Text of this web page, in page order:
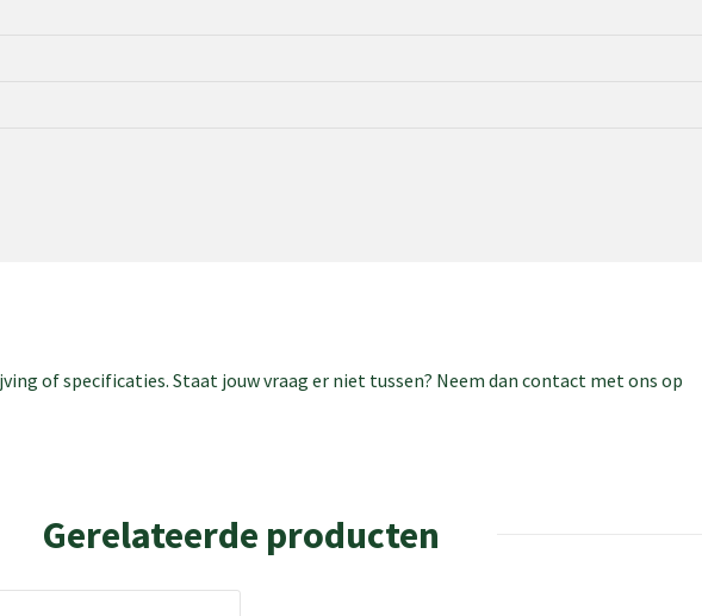
of specificaties. Staat jouw vraag er niet tussen? Neem dan contact met ons op
Gerelateerde producten